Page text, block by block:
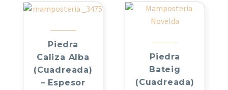
Piedra
Caliza Alba
(Cuadreada)
– Espesor
Piedra
Bateig
(Cuadreada)